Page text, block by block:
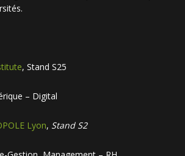
, Stand S25
– Digital
Lyon, Stand S2